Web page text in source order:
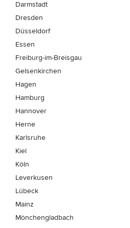
Darmstadt
Dresden
Düsseldorf
Essen
Freiburg-im-Breisgau
Gelsenkirchen
Hagen
Hamburg
Hannover
Herne
Karlsruhe
Kiel
Köln
Leverkusen
Lübeck
Mainz
Mönchen­gladbach